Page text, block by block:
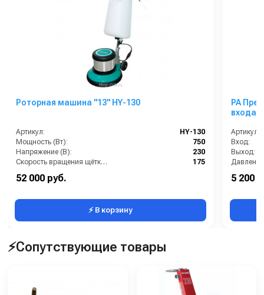
Роторная машина "13" HY-130
Артикул:
HY-130
Мощность (Вт):
750
Напряжение (В):
230
Скорость вращения щётки (об/мин):
175
Страна-производитель:
Длина сетевого шнура (м):
52 000 руб.
⚡ В корзину
PA
входа
Артикул:
Вход:
Выход:
5 200
⚡Сопутствующие товары